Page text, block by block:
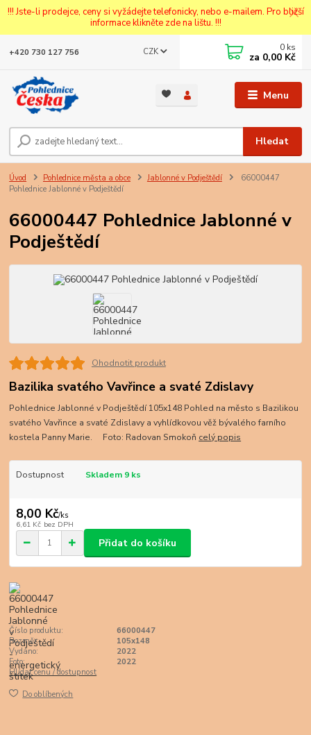
!!! Jste-li prodejce, ceny si vyžádejte telefonicky, nebo e-mailem. Pro bližší
informace klikněte zde na lištu. !!!
Menu
CZK
Hledat
+420 730 127 756 0 ks
za 0,00 Kč
Úvod Pohlednice města a obce Jablonné v Podještědí
66000447
Pohlednice Jablonné v Podještědí
66000447 Pohlednice Jablonné v
Podještědí
Ohodnotit produkt
Bazilika svatého Vavřince a svaté Zdislavy
Pohlednice Jablonné v Podještědí 105x148 Pohled na město s Bazilikou
svatého Vavřince a svaté Zdislavy a vyhlídkovou věž bývalého farního
kostela Panny Marie. Foto: Radovan Smokoň celý popis
Dostupnost Skladem 9 ks
8,00 Kč/ks
6,61 Kč bez DPH
Přidat do košíku
Číslo produktu:
66000447
Rozměr:
105x148
Vydáno:
2022
Foto:
2022
Hlídat cenu / dostupnost
Do oblíbených